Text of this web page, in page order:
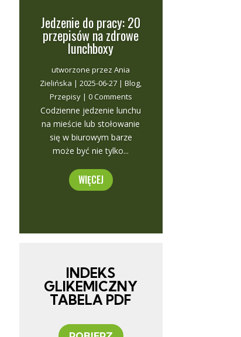
Jedzenie do pracy: 20
przepisów na zdrowe
lunchboxy
utworzone przezAnia
Zielińska |2025-06-27 |Blog,
Przepisy| 0 Comments
Codzienne jedzenie lunchu
na mieście lub stołowanie
się w biurowym barze
może być nie tylko...
WIĘCEJ
INDEKS
GLIKEMICZNY
TABELA PDF